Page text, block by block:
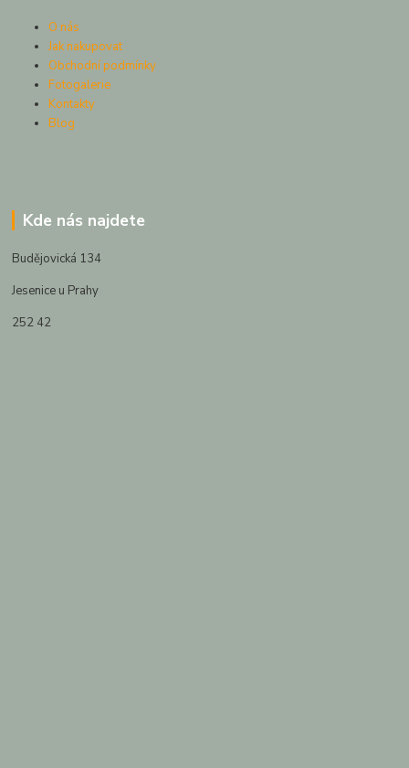
O nás
Jak nakupovat
Obchodní podmínky
Fotogalerie
Kontakty
Blog
Kde nás najdete
Budějovická 134
Jesenice u Prahy
252 42